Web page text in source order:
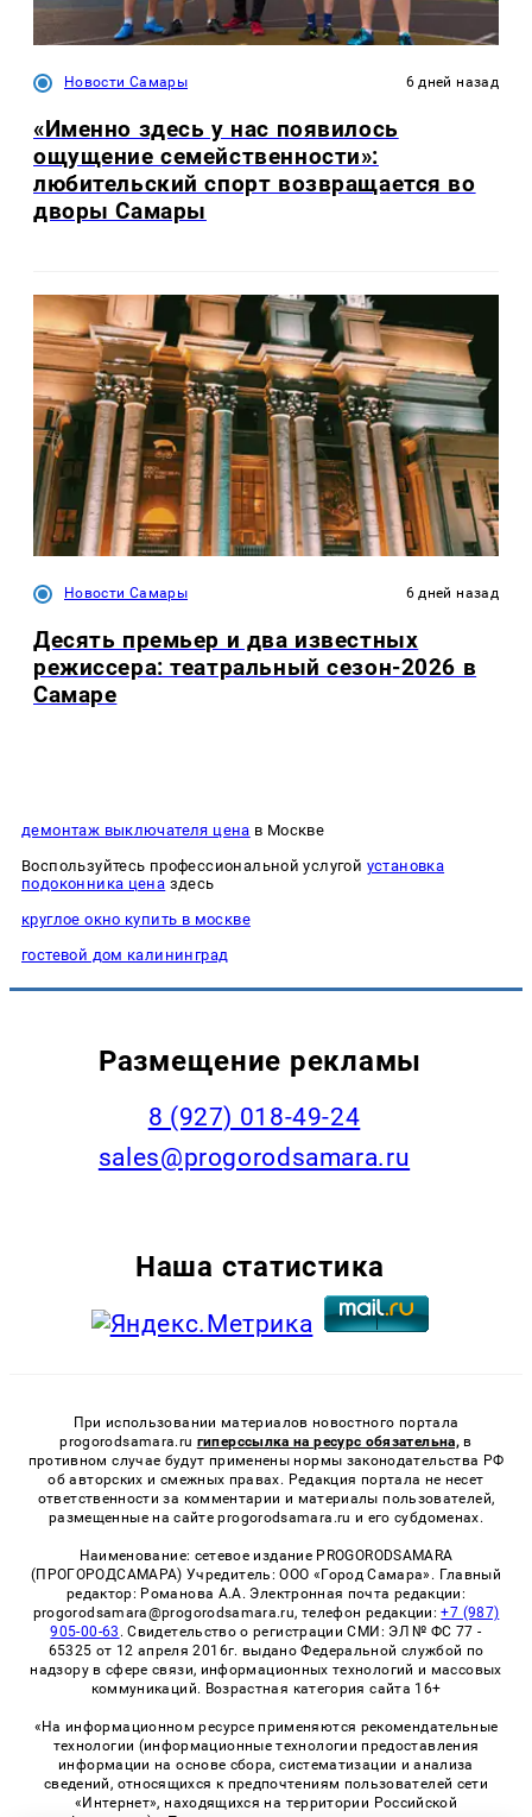
Новости Самары 6 дней назад
«Именно здесь у нас появилось
ощущение семейственности»:
любительский спорт возвращается во
дворы Самары
Новости Самары 6 дней назад
Десять премьер и два известных
режиссера: театральный сезон-2026 в
Самаре
демонтаж выключателя цена в Москве
Воспользуйтесь профессиональной услугой установка
подоконника цена здесь
круглое окно купить в москве
гостевой дом калининград
Размещение рекламы
8 (927) 018-49-24
sales@progorodsamara.ru
Наша статистика
При использовании материалов новостного портала
progorodsamara.ru гиперссылка на ресурс обязательна, в
противном случае будут применены нормы законодательства РФ
об авторских и смежных правах. Редакция портала не несет
ответственности за комментарии и материалы пользователей,
размещенные на сайте progorodsamara.ru и его субдоменах.
Наименование: сетевое издание PROGORODSAMARA
(ПРОГОРОДСАМАРА) Учредитель: ООО «Город Самара». Главный
редактор: Романова А.А. Электронная почта редакции:
progorodsamara@progorodsamara.ru, телефон редакции:+7 (987)
905-00-63 . Свидетельство о регистрации СМИ: ЭЛ № ФС 77 -
65325 от 12 апреля 2016г. выдано Федеральной службой по
надзору в сфере связи, информационных технологий и массовых
коммуникаций. Возрастная категория сайта 16+
«На информационном ресурсе применяются рекомендательные
технологии (информационные технологии предоставления
информации на основе сбора, систематизации и анализа
сведений, относящихся к предпочтениям пользователей сети
«Интернет», находящихся на территории Российской